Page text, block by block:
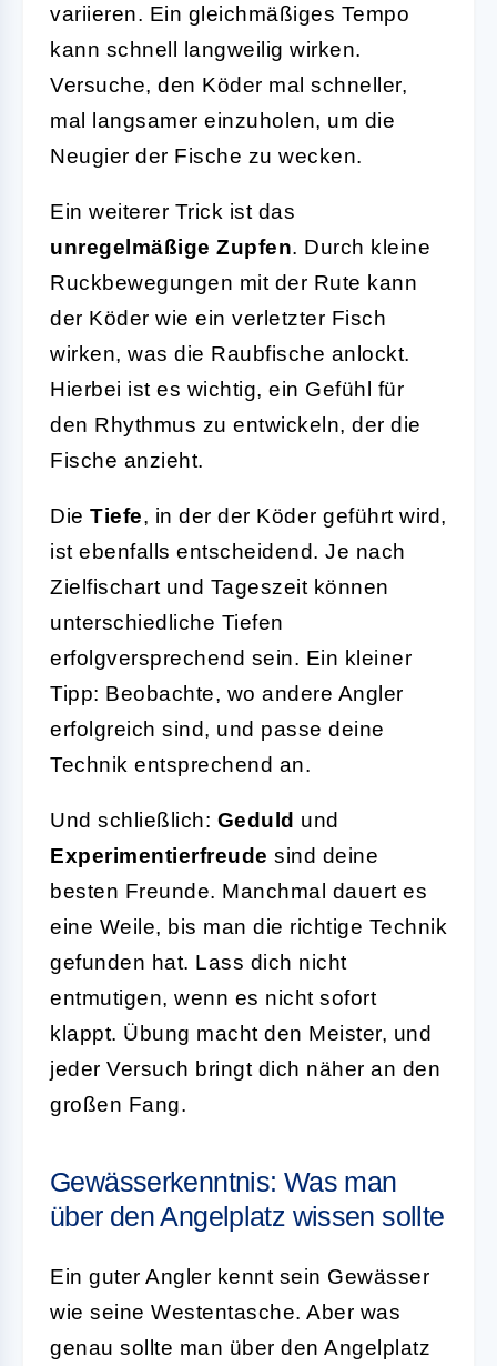
variieren. Ein gleichmäßiges Tempo
kann schnell langweilig wirken.
Versuche, den Köder mal schneller,
mal langsamer einzuholen, um die
Neugier der Fische zu wecken.
Ein weiterer Trick ist das
unregelmäßige Zupfen. Durch kleine
Ruckbewegungen mit der Rute kann
der Köder wie ein verletzter Fisch
wirken, was die Raubfische anlockt.
Hierbei ist es wichtig, ein Gefühl für
den Rhythmus zu entwickeln, der die
Fische anzieht.
Die Tiefe, in der der Köder geführt wird,
ist ebenfalls entscheidend. Je nach
Zielfischart und Tageszeit können
unterschiedliche Tiefen
erfolgversprechend sein. Ein kleiner
Tipp: Beobachte, wo andere Angler
erfolgreich sind, und passe deine
Technik entsprechend an.
Und schließlich: Geduld und
Experimentierfreude sind deine
besten Freunde. Manchmal dauert es
eine Weile, bis man die richtige Technik
gefunden hat. Lass dich nicht
entmutigen, wenn es nicht sofort
klappt. Übung macht den Meister, und
jeder Versuch bringt dich näher an den
großen Fang.
Gewässerkenntnis: Was man
über den Angelplatz wissen sollte
Ein guter Angler kennt sein Gewässer
wie seine Westentasche. Aber was
genau sollte man über den Angelplatz